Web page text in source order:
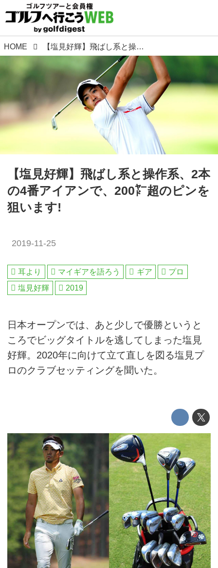
HOME 【塩見好輝】飛ばし系と操作系、2本の4番アイアンで、200㍎超のピンを狙います!
【塩見好輝】飛ばし系と操作系、2本
の4番アイアンで、200㍎超のピンを
狙います!
2019-11-25
耳より マイギアを語ろう ギア
プロ
塩見好輝
2019
日本オープンでは、あと少しで優勝というと
ころでビッグタイトルを逃してしまった塩見
好輝。2020年に向けて立て直しを図る塩見プ
ロのクラブセッティングを聞いた。